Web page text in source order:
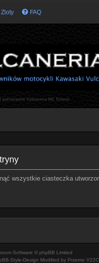
Zloty FAQ
wszystkie ciasteczka
Software © phpBB Limited
Style-Design Modified by Przemo V22C